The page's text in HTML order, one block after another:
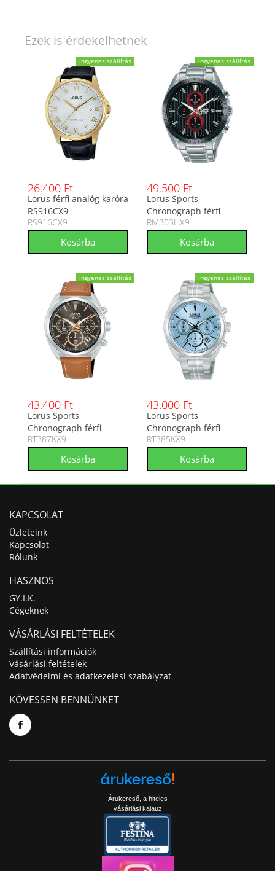
Ezek is érdekelhetnek
ingyenes szállítás
26.400 Ft
Lorus férfi analóg karóra
RS916CX9
RS916CX9
ingyenes szállítás
49.500 Ft
Lorus Sports
Chronograph férfi
analóg karóra
RM303HX9
ingyenes szállítás
43.400 Ft
Lorus Sports
Chronograph férfi
analóg karóra RT387KX9
RT387KX9
ingyenes szállítás
43.000 Ft
Lorus Sports
Chronograph férfi
analóg karóra RT385KX9
RT385KX9
KAPCSOLAT
Üzleteink
Kapcsolat
Rólunk
HASZNOS
GY.I.K.
Cégeknek
VÁSÁRLÁSI FELTÉTELEK
Szállítási információk
Vásárlási feltételek
Adatvédelmi és adatkezelési szabályzat
KÖVESSEN BENNÜNKET
Árukereső, a hiteles
vásárlási kalauz